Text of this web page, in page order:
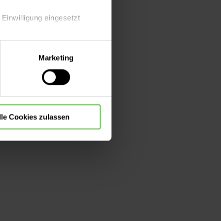
eingesetzt
Auswahl hinsichtlich der
Verwendung aller Cookies
Marketing
Cookies zulassen
versorgt werden,
Entlassung
uns natürlich